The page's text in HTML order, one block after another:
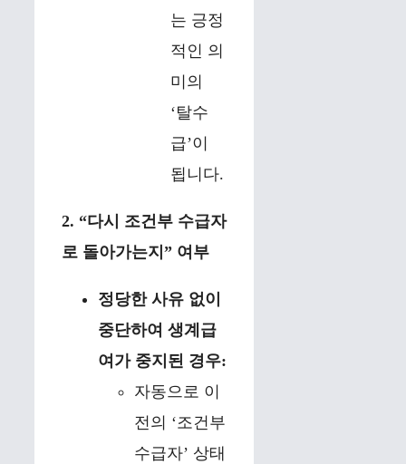
는 긍정
적인 의
미의
‘탈수
급’이
됩니다.
2. “다시 조건부 수급자
로 돌아가는지” 여부
정당한 사유 없이
중단하여 생계급
여가 중지된 경우:
자동으로 이
전의 ‘조건부
수급자’ 상태